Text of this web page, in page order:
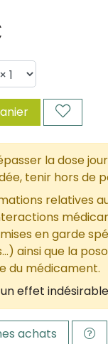
la dose
tenir hors de
relatives
en garde
ainsi que la
du médicament.
effet indésirable
achats